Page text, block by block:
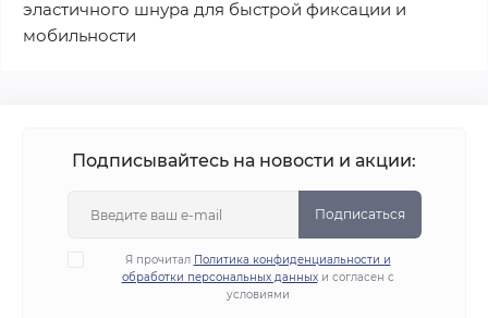
эластичного шнура для быстрой фиксации и
мобильности
Подписывайтесь на новости и акции:
Подписаться
Я прочитал Политика конфиденциальности и
обработки персональных данныхи согласен с
условиями